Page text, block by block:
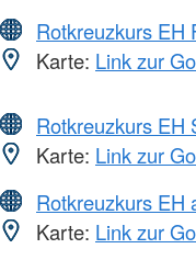
Rotkreuzkurs EH
Karte: Link zur
Rotkreuzkurs EH
Karte: Link zur
Rotkreuzkurs EH
Karte: Link zur